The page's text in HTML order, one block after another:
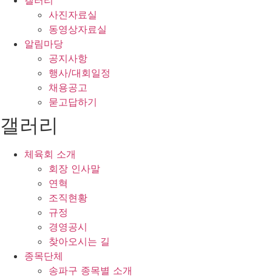
사진자료실
동영상자료실
알림마당
공지사항
행사/대회일정
채용공고
묻고답하기
갤러리
체육회 소개
회장 인사말
연혁
조직현황
규정
경영공시
찾아오시는 길
종목단체
송파구 종목별 소개